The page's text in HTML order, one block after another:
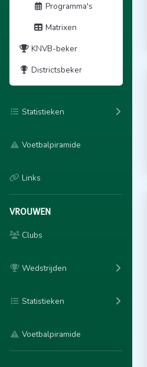
Programma's
Matrixen
KNVB-beker
Districtsbeker
Statistieken
Voetbalpiramide
Links
VROUWEN
Clubs
Wedstrijden
Statistieken
Voetbalpiramide